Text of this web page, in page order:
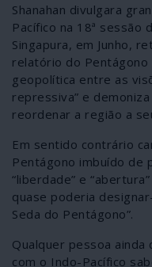
Shanahan divulgara
Pacífico na 18ª sessão
Singapura, em Junho,
relatório do Pentágono
geopolítica entre as
repressiva” e
reordenar a região a
Em sentido contrário
Pentágono imbuído de
“liberdade” e
quase poderia
Seda do Pentágono”.
Qualquer pessoa
com o Indo-Pacífico